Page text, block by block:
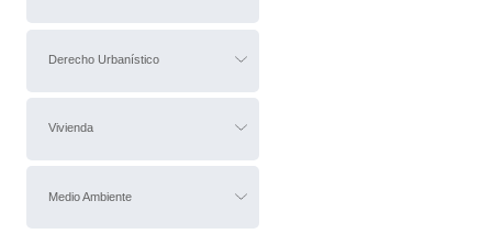
Derecho Urbanístico
Vivienda
Medio Ambiente